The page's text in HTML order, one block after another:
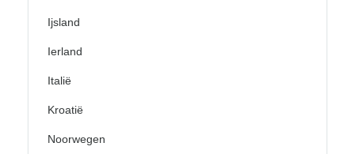
Ijsland
Ierland
Italië
Kroatië
Noorwegen